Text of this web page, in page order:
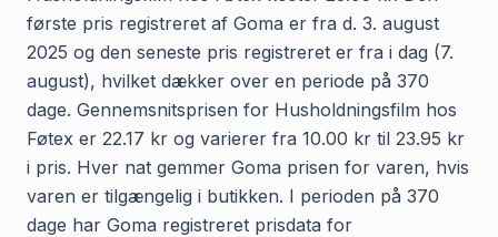
første pris registreret af Goma er fra d. 3. august
2025 og den seneste pris registreret er fra i dag (7.
august), hvilket dækker over en periode på 370
dage. Gennemsnitsprisen for Husholdningsfilm hos
Føtex er 22.17 kr og varierer fra 10.00 kr til 23.95 kr
i pris. Hver nat gemmer Goma prisen for varen, hvis
varen er tilgængelig i butikken. I perioden på 370
dage har Goma registreret prisdata for